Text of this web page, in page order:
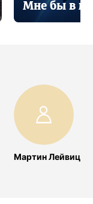
Мне бы в
Мартин Лейвиц